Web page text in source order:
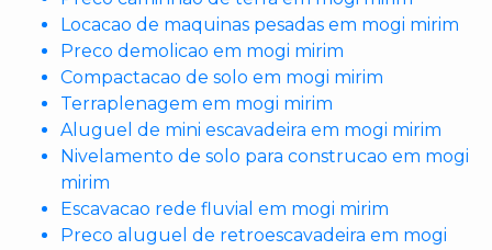
Locacao de maquinas pesadas em mogi mirim
Preco demolicao em mogi mirim
Compactacao de solo em mogi mirim
Terraplenagem em mogi mirim
Aluguel de mini escavadeira em mogi mirim
Nivelamento de solo para construcao em mogi
mirim
Escavacao rede fluvial em mogi mirim
Preco aluguel de retroescavadeira em mogi